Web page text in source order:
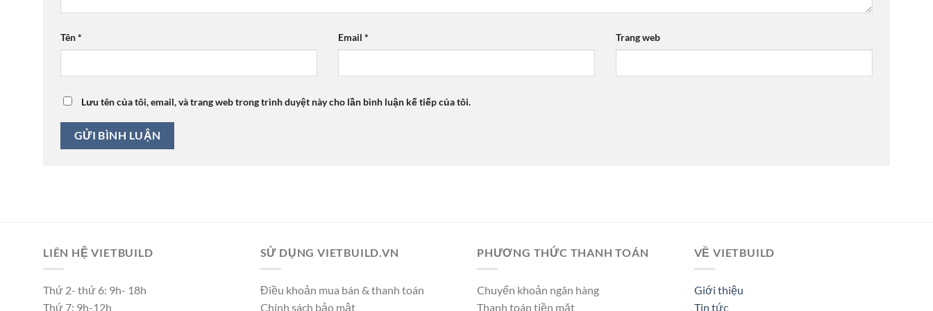
Tên* Email * Trang web
Lưu tên của tôi, email, và trang web trong trình duyệt này cho lần bình luận kế tiếp của tôi.
LIÊN HỆ VIETBUILD
Thứ 2- thứ 6: 9h- 18h
Thứ 7: 9h-12h
SỬ DỤNG VIETBUILD.VN
Điều khoản mua bán & thanh toán
Chính sách bảo mật
PHƯƠNG THỨC THANH TOÁN
Chuyển khoản ngân hàng
Thanh toán tiền mặt
VỀ VIETBUILD
Giới thiệu
Tin tức